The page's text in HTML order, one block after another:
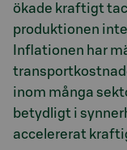
ökade kraftigt
produktionen
Inflationen har
inom många
betydligt i
accelererat